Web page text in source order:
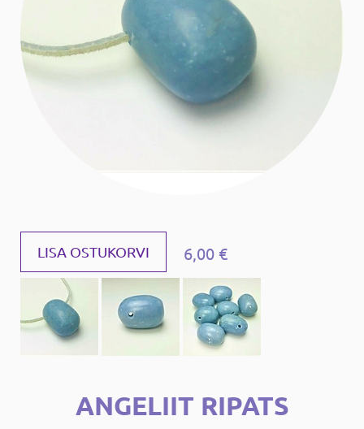
LISA OSTUKORVI 6,00 €
ANGELIIT RIPATS